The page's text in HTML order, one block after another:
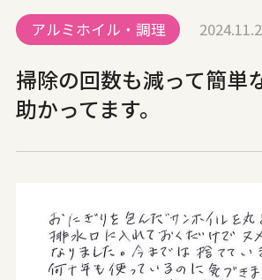
アルミホイル・調理
掃除の回数も減って簡単
助かってます。